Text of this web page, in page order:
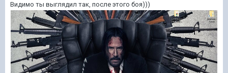
Видимо ты выглядил так, после этого боя)))